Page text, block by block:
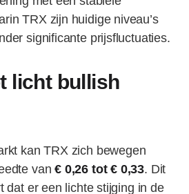
TRX zijn huidige niveau’s
significante prijsfluctuaties.
licht bullish
kan TRX zich bewegen
van€ 0,26 tot € 0,33. Dit
dat er een lichte stijging in de